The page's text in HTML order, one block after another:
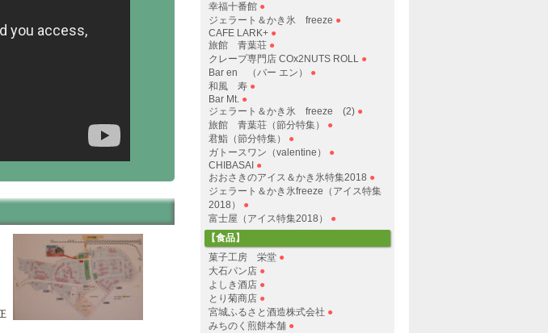
幸福十番館 ●
ジェラート＆かき氷 freeze ●
CAFE LARK+ ●
旅館 青葉荘 ●
クレープ専門店 COx2NUTS ROLL ●
Bar en （バー エン）
●
和風 寿 ●
Bar Mt. ●
ジェラート＆かき氷 freeze (2) ●
旅館 青葉荘（節分特集）
●
君鮨（節分特集）
●
ガトースワン（valentine）
●
CHIBASAI ●
おおさきのアイス＆かき氷特集2018 ●
ジェラート＆かき氷freeze（アイス特集
2018）
●
富士屋（アイス特集2018）
●
【食品】
菓子工房 栄堂 ●
大石パン店 ●
よしき酒店 ●
とり菊商店 ●
宮城ふるさと酒造株式会社 ●
みちのく煎餅本舗 ●